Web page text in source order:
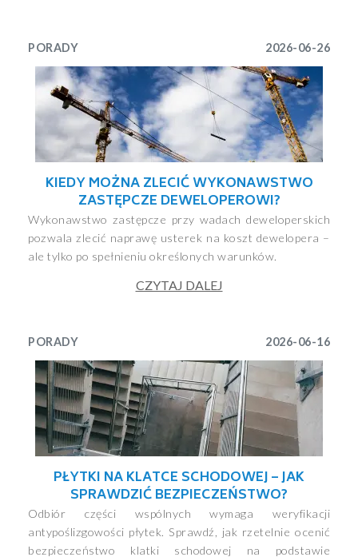
PORADY 2026-06-26
KIEDY MOŻNA ZLECIĆ WYKONAWSTWO
ZASTĘPCZE DEWELOPEROWI?
Wykonawstwo zastępcze przy wadach deweloperskich
pozwala zlecić naprawę usterek na koszt dewelopera –
ale tylko po spełnieniu określonych warunków.
CZYTAJ DALEJ
PORADY 2026-06-16
PŁYTKI NA KLATCE SCHODOWEJ – JAK
SPRAWDZIĆ BEZPIECZEŃSTWO?
Odbiór części wspólnych wymaga weryfikacji
antypoślizgowości płytek. Sprawdź, jak rzetelnie ocenić
bezpieczeństwo klatki schodowej na podstawie